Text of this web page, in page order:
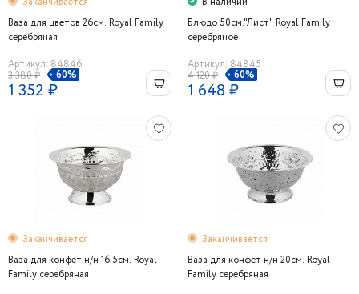
Ваза для цветов 26см. Royal Family
серебряная
Артикул: 84846
3 380 ₽
60%
1 352 ₽
Блюдо 50см."Лист" Royal Family
серебряное
Артикул: 84845
4 120 ₽
60%
1 648 ₽
Заканчивается
Ваза для конфет н/н 16,5см. Royal
Family серебряная
Заканчивается
Ваза для конфет н/н 20см. Royal
Family серебряная